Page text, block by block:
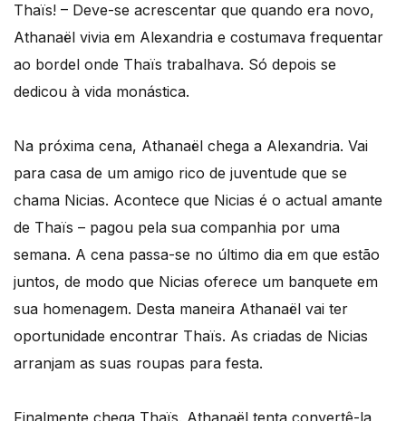
Thaïs! – Deve-se acrescentar que quando era novo,
Athanaël vivia em Alexandria e costumava frequentar
ao bordel onde Thaïs trabalhava. Só depois se
dedicou à vida monástica.
Na próxima cena, Athanaël chega a Alexandria. Vai
para casa de um amigo rico de juventude que se
chama Nicias. Acontece que Nicias é o actual amante
de Thaïs – pagou pela sua companhia por uma
semana. A cena passa-se no último dia em que estão
juntos, de modo que Nicias oferece um banquete em
sua homenagem. Desta maneira Athanaël vai ter
oportunidade encontrar Thaïs. As criadas de Nicias
arranjam as suas roupas para festa.
Finalmente chega Thaïs. Athanaël tenta convertê-la